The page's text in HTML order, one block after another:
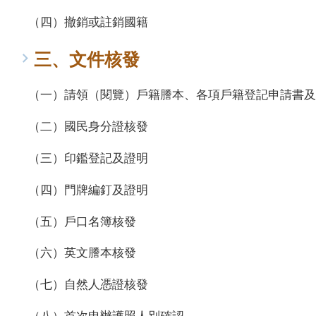
（四）撤銷或註銷國籍
三、文件核發
（一）請領（閱覽）戶籍謄本、各項戶籍登記申請書
（二）國民身分證核發
（三）印鑑登記及證明
（四）門牌編釘及證明
（五）戶口名簿核發
（六）英文謄本核發
（七）自然人憑證核發